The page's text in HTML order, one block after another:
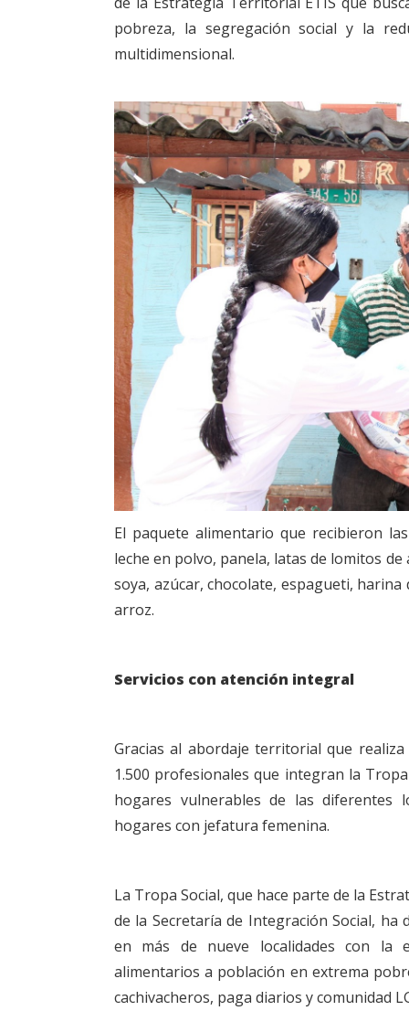
pobreza, la segregación social y la
multidimensional.
El paquete alimentario que recibieron
leche en polvo, panela, latas de lomitos
soya, azúcar, chocolate, espagueti,
arroz.
Servicios con atención integral
Gracias al abordaje territorial que
1.500 profesionales que integran la
hogares vulnerables de las diferentes
hogares con jefatura femenina.
La Tropa Social, que hace parte de la
de la Secretaría de Integración Social, ha
en más de nueve localidades con la
alimentarios a población en extrema
cachivacheros, paga diarios y comunidad